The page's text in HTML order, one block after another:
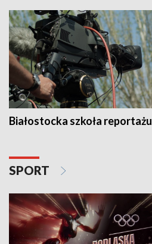
Białostocka szkoła reportażu
SPORT